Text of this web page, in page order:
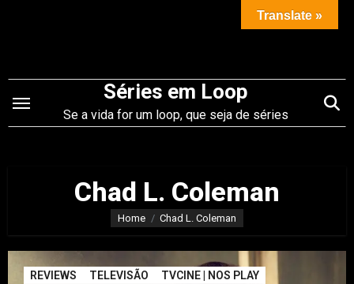
conteúdo
Séries em Loop
Se a vida for um loop, que seja de séries
Chad L. Coleman
Home Chad L. Coleman
REVIEWS TELEVISÃO TVCINE | NOS PLAY
Translate »